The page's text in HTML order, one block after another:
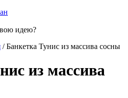
/ Банкетка Тунис из массива сосны
из массива